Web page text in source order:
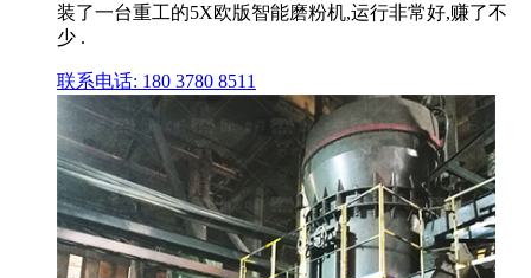
装了一台重工的5X欧版智能磨粉机,运行非常好,赚了不
少 .
联系电话: 180 3780 8511